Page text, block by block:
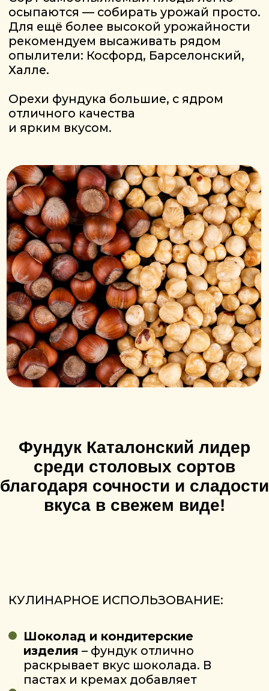
Польза для здоровья:
Фундук богат жирными
кислотами омега-3, омега-6,
омега-9 – укрепляют сердце
и сосуды, снижают уровень
мозга и нервной системы.
растительного протеина,
который легко усваивается.
Это отличная альтернатива
животным белкам для
вегетарианцев, спортсменов и
людей, следящих
за питанием.
Хранение ореха:
Сухой фундук в скорлупе хранится в
проветриваемых сухих , не
заражённых вредителями и без
посторонних запахов помещениях
при температуре 20 ± 5 °С и
относительной влажности воздуха не
более 70 %
Фундук можно сохранить и свежим,
с сочным ядром. Тогда его нужно
хранить в холоде (0- +5 °С) и
• в холодильнике;
• в проветриваемом погребе;
• даже в холодном сарае зимой,
не боясь морозов.
Некоторые фермеры в северных
регионах России позволяют себе
хранение зимой прямо на улице